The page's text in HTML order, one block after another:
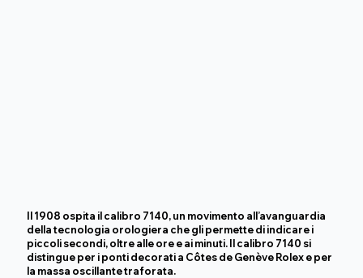
Il 1908 ospita il calibro 7140, un movimento all’avanguardia
della tecnologia orologiera che gli permette di indicare i
piccoli secondi, oltre alle ore e ai minuti. Il calibro 7140 si
distingue per i ponti decorati a Côtes de Genève Rolex e per
la massa oscillante traforata.